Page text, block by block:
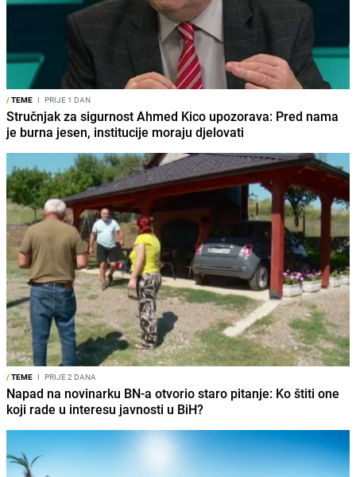
/TEME I PRIJE 1 DAN
Stručnjak za sigurnost Ahmed Kico upozorava: Pred nama
je burna jesen, institucije moraju djelovati
/TEME I PRIJE 2 DANA
Napad na novinarku BN-a otvorio staro pitanje: Ko štiti one
koji rade u interesu javnosti u BiH?